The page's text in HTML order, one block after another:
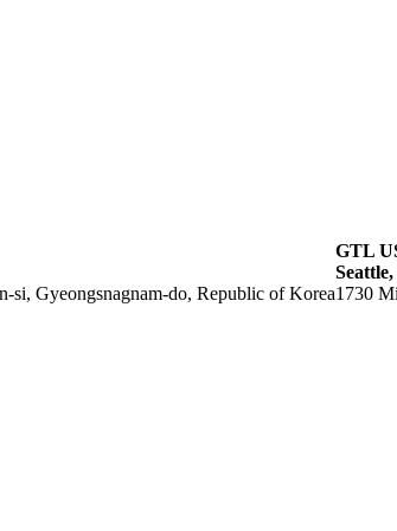
si, Gyeongsnagnam-do, Republic of Korea
GTL
1730